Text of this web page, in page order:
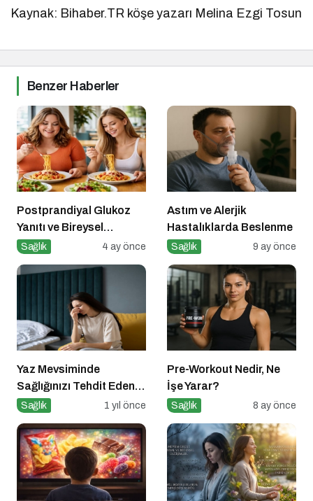
Kaynak: Bihaber.TR köşe yazarı Melina Ezgi Tosun
Benzer Haberler
Postprandiyal Glukoz
Yanıtı ve Bireysel
Farklılıklar
Sağlık 4 ay önce
Astım ve Alerjik
Hastalıklarda Beslenme
Sağlık 9 ay önce
Yaz Mevsiminde
Sağlığınızı Tehdit Eden
Hastalıklara Dikkat!
Sağlık 1 yıl önce
Pre-Workout Nedir, Ne
İşe Yarar?
Sağlık 8 ay önce